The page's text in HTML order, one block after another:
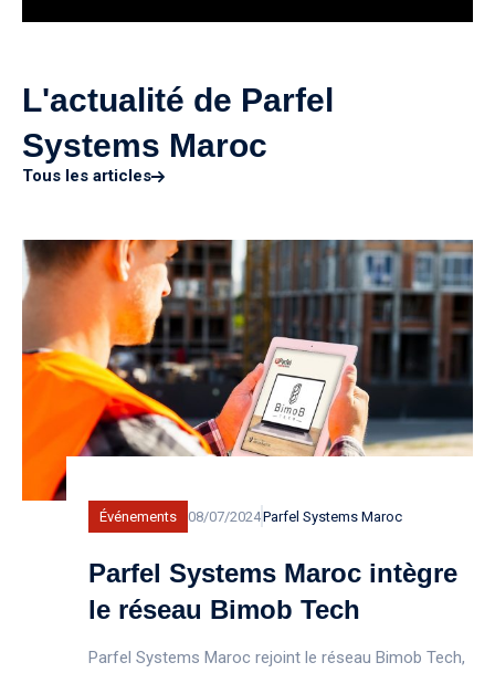
L'actualité de Parfel
Systems Maroc
Tous les articles
Événements 08/07/2024Parfel Systems Maroc
Parfel Systems Maroc intègre
le réseau Bimob Tech
Parfel Systems Maroc rejoint le réseau Bimob Tech,